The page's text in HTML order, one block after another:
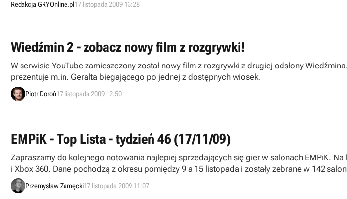
Redakcja GRYOnline.pl17 listopada 2009 13:28
Wiedźmin 2 - zobacz nowy film z rozgrywki!
W serwisie YouTube zamieszczony został nowy film z rozgrywki z drugiej odsłony
prezentuje m.in. Geralta biegającego po jednej z dostępnych wiosek.
Piotr Doroń17 listopada 2009 12:50
EMPiK - Top Lista - tydzień 46 (17/11/09)
Zapraszamy do kolejnego notowania najlepiej sprzedających się gier w salonach EMPiK.
i Xbox 360. Dane pochodzą z okresu pomiędzy 9 a 15 listopada i zostały
Przemysław Zamęcki17 listopada 2009 11:07